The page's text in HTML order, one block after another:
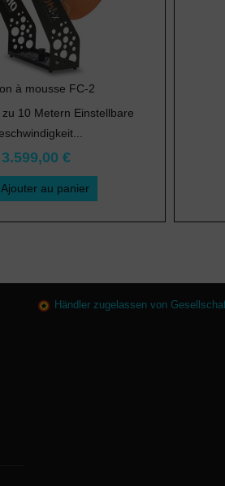
à mousse FC-2
10 Metern Einstellbare
3.599,00 €
Ajouter au panier
Händler zugelassen von